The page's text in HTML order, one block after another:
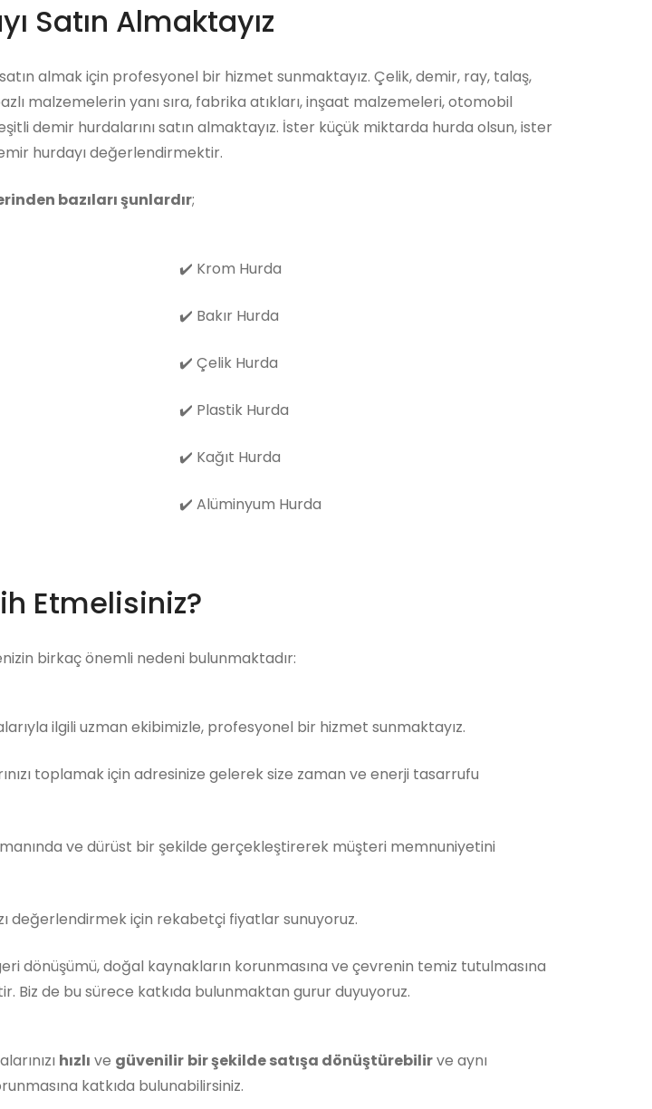
Satın Almaktayız
almak için profesyonel bir hizmet sunmaktayız. Çelik, demir, ray, talaş,
malzemelerin yanı sıra, fabrika atıkları, inşaat malzemeleri, otomobil
demir hurdalarını satın almaktayız. İster küçük miktarda hurda olsun, ister
hurdayı değerlendirmektir.
bazıları şunlardır;
✔️ Krom Hurda
✔️ Bakır Hurda
✔️ Çelik Hurda
✔️ Plastik Hurda
✔️ Kağıt Hurda
✔️ Alüminyum Hurda
Etmelisiniz?
birkaç önemli nedeni bulunmaktadır:
ilgili uzman ekibimizle, profesyonel bir hizmet sunmaktayız.
toplamak için adresinize gelerek size zaman ve enerji tasarrufu
ve dürüst bir şekilde gerçekleştirerek müşteri memnuniyetini
değerlendirmek için rekabetçi fiyatlar sunuyoruz.
dönüşümü, doğal kaynakların korunmasına ve çevrenin temiz tutulmasına
Biz de bu sürece katkıda bulunmaktan gurur duyuyoruz.
hızlı ve güvenilir bir şekilde satışa dönüştürebilirve aynı
katkıda bulunabilirsiniz.